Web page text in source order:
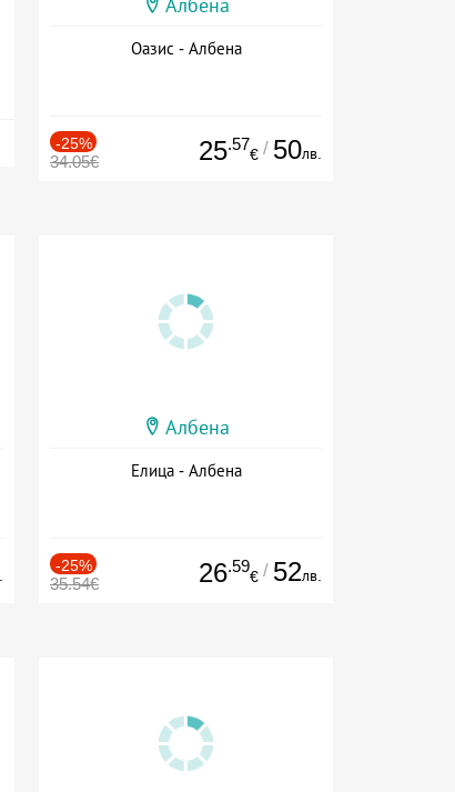
Албена
Оазис - Албена
-25%
34.05€ 25.57
€ / 50лв.
Албена
Елица - Албена
-25%
35.54€ 26.59
€ / 52лв.